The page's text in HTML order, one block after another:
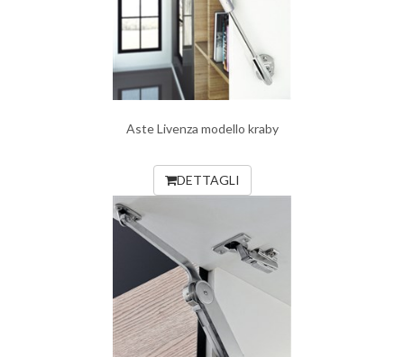
Aste Livenza modello kraby
DETTAGLI